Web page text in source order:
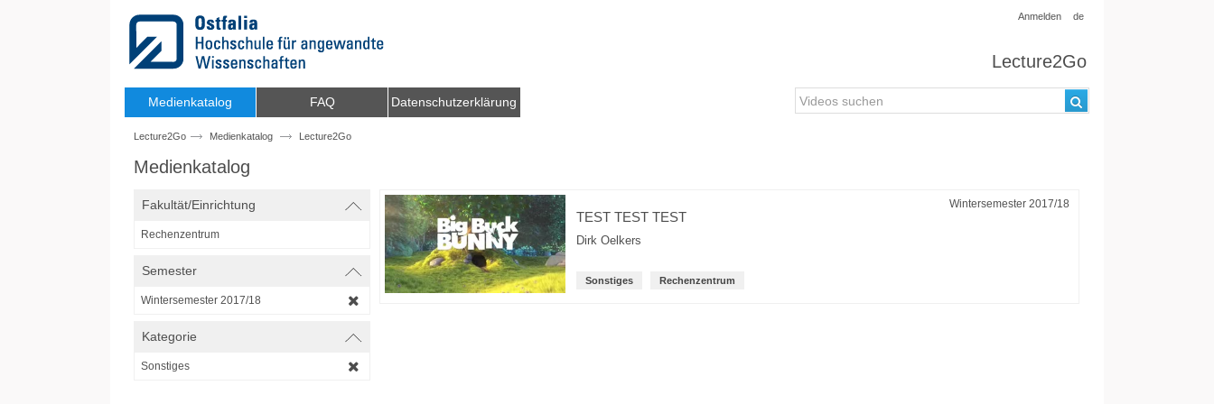
Anmelden de
Lecture2Go
Medienkatalog FAQ Datenschutzerklärung
Lecture2Go Medienkatalog Lecture2Go
Medienkatalog
Fakultät/Einrichtung
Rechenzentrum
Semester
Wintersemester 2017/18
Kategorie
Sonstiges
Wintersemester 2017/18
TEST TEST TEST
Dirk Oelkers
Sonstiges Rechenzentrum